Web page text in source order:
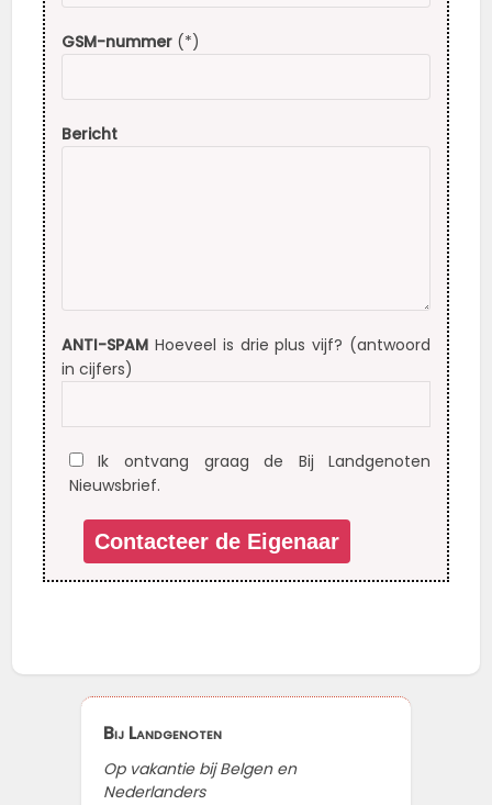
GSM-nummer(*)
Bericht
ANTI-SPAMHoeveel is drie plus vijf? (antwoord
in cijfers)
Ik ontvang graag de Bij Landgenoten
Nieuwsbrief.
Bij Landgenoten
Op vakantie bij Belgen en
Nederlanders